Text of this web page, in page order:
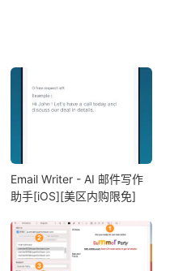
Email Writer - AI 邮件写作
助手[iOS][美区内购限免]